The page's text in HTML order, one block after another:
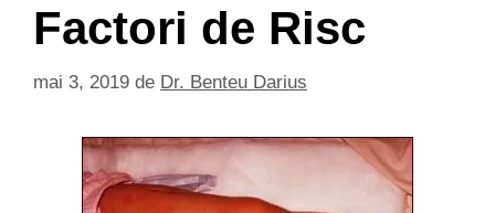
Factori de Risc
mai 3, 2019 de Dr. Benteu Darius